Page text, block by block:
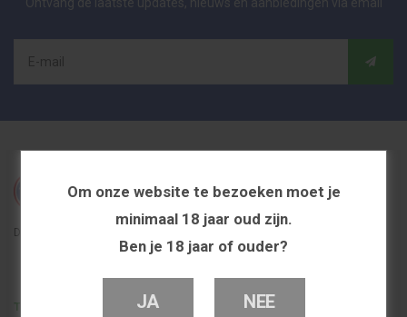
Om onze website te bezoeken moet je
minimaal 18 jaar oud zijn.
Ben je 18 jaar of ouder?
JA NEE
De beste en voordeligste vapeshop in Nederland
Telefoon
0251 839 447